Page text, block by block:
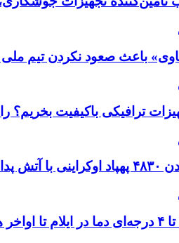
باعث صعود نکردن تیم
ترافیکی باکیفیت بخریم؟
روسیه